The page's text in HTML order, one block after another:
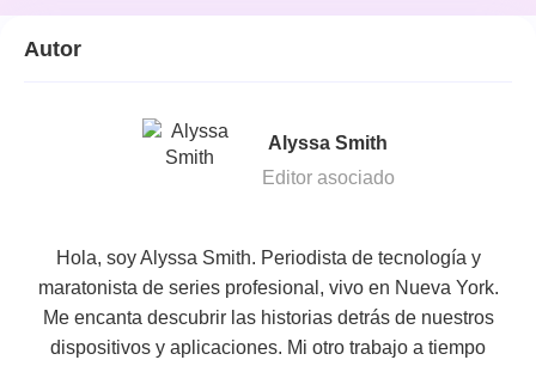
Autor
Alyssa Smith
Editor asociado
Hola, soy Alyssa Smith. Periodista de tecnología y
maratonista de series profesional, vivo en Nueva York.
Me encanta descubrir las historias detrás de nuestros
dispositivos y aplicaciones. Mi otro trabajo a tiempo